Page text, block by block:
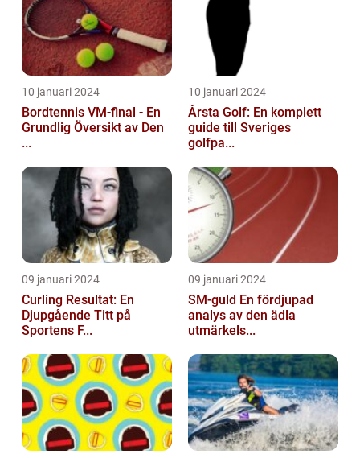
10 januari 2024
Bordtennis VM-final - En
Grundlig Översikt av Den
...
10 januari 2024
Årsta Golf: En komplett
guide till Sveriges
golfpa...
09 januari 2024
Curling Resultat: En
Djupgående Titt på
Sportens F...
09 januari 2024
SM-guld En fördjupad
analys av den ädla
utmärkels...